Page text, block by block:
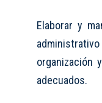
Elaborar y
organización
adecuados.